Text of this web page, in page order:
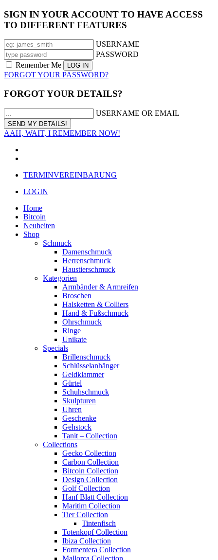
SIGN IN YOUR ACCOUNT TO HAVE ACCESS
TO DIFFERENT FEATURES
USERNAME
PASSWORD
Remember Me
FORGOT YOUR PASSWORD?
FORGOT YOUR DETAILS?
USERNAME OR EMAIL
AAH, WAIT, I REMEMBER NOW!
TERMINVEREINBARUNG
LOGIN
Home
Bitcoin
Neuheiten
Shop
Schmuck
Damenschmuck
Herrenschmuck
Haustierschmuck
Kategorien
Armbänder & Armreifen
Broschen
Halsketten & Colliers
Hand & Fußschmuck
Ohrschmuck
Ringe
Unikate
Specials
Brillenschmuck
Schlüsselanhänger
Geldklammer
Gürtel
Schuhschmuck
Skulpturen
Uhren
Geschenke
Gehstock
Tanit – Collection
Collections
Gecko Collection
Carbon Collection
Bitcoin Collection
Design Collection
Golf Collection
Hanf Blatt Collection
Maritim Collection
Tier Collection
Tintenfisch
Totenkopf Collection
Ibiza Collection
Formentera Collection
Mallorca Collection